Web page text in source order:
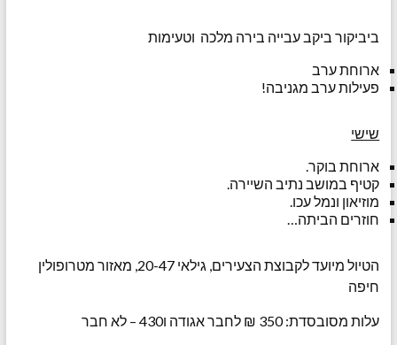
ביביקור ביקב עבייה בירה מלכה וטעימות
ארוחת ערב
פעילות ערב מגניבה!
שישי
ארוחת בוקר.
קטיף במושב נתיב השיירה.
מוזיאון ונמל עכו.
חוזרים הביתה…
הטיול מיועד לקבוצת הצעירים, גילאי 20-47, מאזור מטרופולין
חיפה
עלות מסובסדת: 350 ₪ לחבר אגודה ו430 – לא חבר